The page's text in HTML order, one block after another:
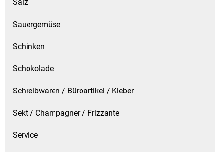
Salz
Sauergemüse
Schinken
Schokolade
Schreibwaren / Büroartikel / Kleber
Sekt / Champagner / Frizzante
Service